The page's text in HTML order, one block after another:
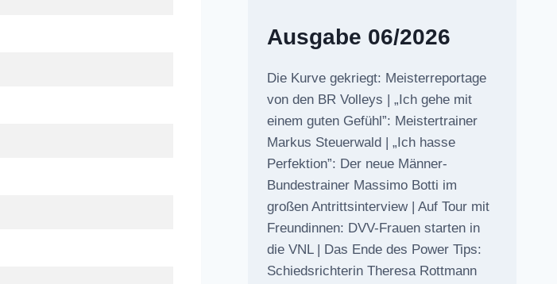
Ausgabe 06/2026
Die Kurve gekriegt: Meisterreportage
von den BR Volleys | „Ich gehe mit
einem guten Gefühl”: Meistertrainer
Markus Steuerwald | „Ich hasse
Perfektion”: Der neue Männer-
Bundestrainer Massimo Botti im
großen Antrittsinterview | Auf Tour mit
Freundinnen: DVV-Frauen starten in
die VNL | Das Ende des Power Tips:
Schiedsrichterin Theresa Rottmann